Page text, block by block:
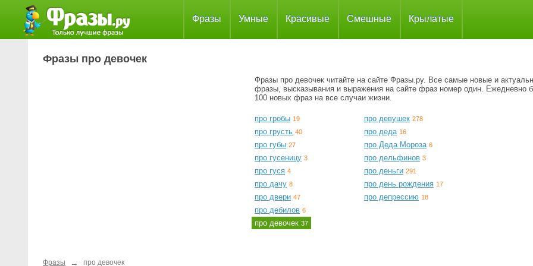
Фразы Умные Красивые Смешные Крылатые
Фразы про девочек
Фразы про девочек читайте на сайте Фразы.ру. Все самые новые и
фразы, высказывания и выражения на сайте фраз номер один. Ежедневно
100 новых фраз на все случаи жизни.
про гробы 19
про грусть 40
про губы 27
про гусеницу 3
про гуся 4
про дачу 8
про двери 47
про дебилов 6
про девочек 37
про девушек 278
про деда 16
про Деда Мороза 6
про дельфинов 3
про деньги 291
про день рождения 17
про депрессию 18
Фразы → про девочек